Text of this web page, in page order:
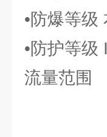
•防爆等级
•防护等级
流量范围